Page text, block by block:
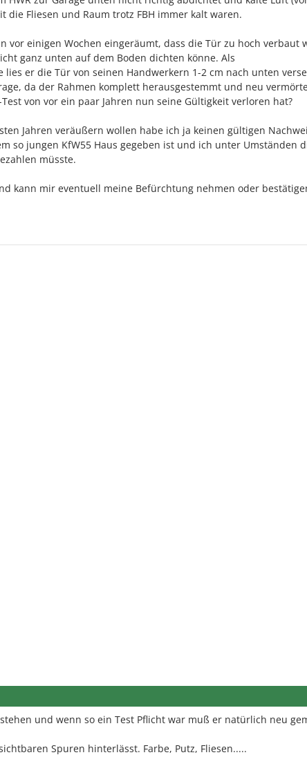
die Fliesen und Raum trotz FBH immer kalt waren.
vor einigen Wochen eingeräumt, dass die Tür zu hoch verbaut
ganz unten auf dem Boden dichten könne. Als
er die Tür von seinen Handwerkern 1-2 cm nach unten
da der Rahmen komplett herausgestemmt und neu
von vor ein paar Jahren nun seine Gültigkeit verloren hat?
Jahren veräußern wollen habe ich ja keinen gültigen
so jungen KfW55 Haus gegeben ist und ich unter Umständen
müsste.
kann mir eventuell meine Befürchtung nehmen oder
und wenn so ein Test Pflicht war muß er natürlich neu
Spuren hinterlässt. Farbe, Putz, Fliesen.....